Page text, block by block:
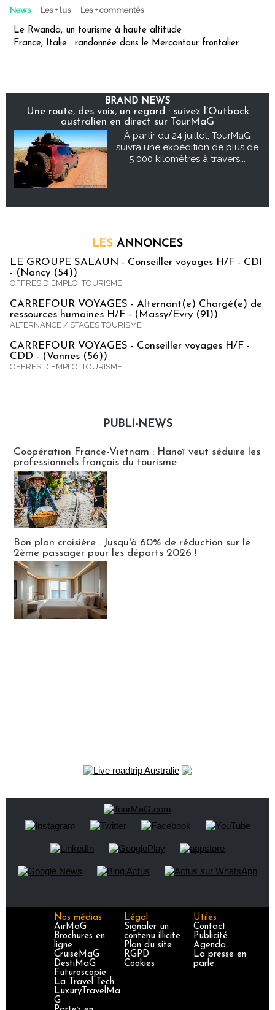
News Les + lus Les + commentés
Le Rwanda, un tourisme à haute altitude
France, Italie : randonnée dans le Mercantour frontalier
BRAND NEWS
Une route, des voix, un regard : suivez l’Outback
australien en direct sur TourMaG
À partir du 24 juillet, TourMaG
suivra une expédition de plus de
5 000 kilomètres à travers...
LES ANNONCES
LE GROUPE SALAUN - Conseiller voyages H/F - CDI
- (Nancy (54))
OFFRES D'EMPLOI TOURISME
CARREFOUR VOYAGES - Alternant(e) Chargé(e) de
ressources humaines H/F - (Massy/Evry (91))
ALTERNANCE / STAGES TOURISME
CARREFOUR VOYAGES - Conseiller voyages H/F -
CDD - (Vannes (56))
OFFRES D'EMPLOI TOURISME
PUBLI-NEWS
Coopération France-Vietnam : Hanoï veut séduire les
professionnels français du tourisme
Bon plan croisière : Jusqu'à 60% de réduction sur le
2ème passager pour les départs 2026 !
Nos médias
AirMaG
Brochures en
ligne
CruiseMaG
DestiMaG
Futuroscopie
La Travel Tech
LuxuryTravelMa
G
Légal
Signaler un
contenu illicite
Plan du site
RGPD
Cookies
Utiles
Contact
Publicité
Agenda
La presse en
parle